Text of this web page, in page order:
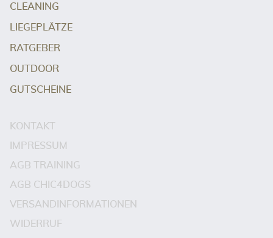
CLEANING
LIEGEPLÄTZE
RATGEBER
OUTDOOR
GUTSCHEINE
KONTAKT
IMPRESSUM
AGB TRAINING
AGB CHIC4DOGS
VERSANDINFORMATIONEN
WIDERRUF